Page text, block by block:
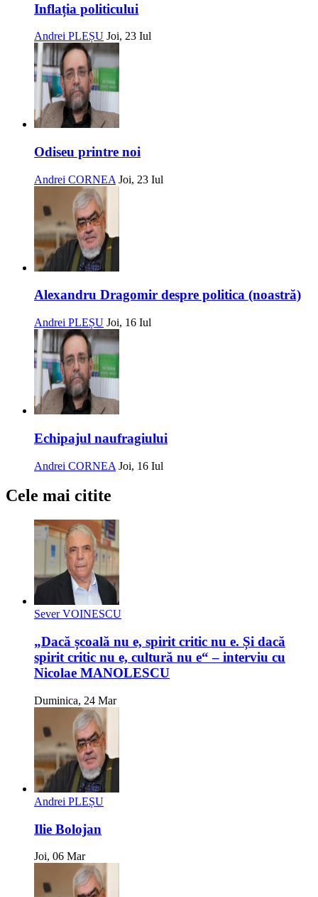
Inflația politicului
Andrei PLEȘU Joi, 23 Iul
Odiseu printre noi
Andrei CORNEA Joi, 23 Iul
Alexandru Dragomir despre politica (noastră)
Andrei PLEȘU Joi, 16 Iul
Echipajul naufragiului
Andrei CORNEA Joi, 16 Iul
Cele mai citite
Sever VOINESCU
„Dacă școală nu e, spirit critic nu e. Și dacă
spirit critic nu e, cultură nu e“ – interviu cu
Nicolae MANOLESCU
Duminica, 24 Mar
Andrei PLEȘU
Ilie Bolojan
Joi, 06 Mar